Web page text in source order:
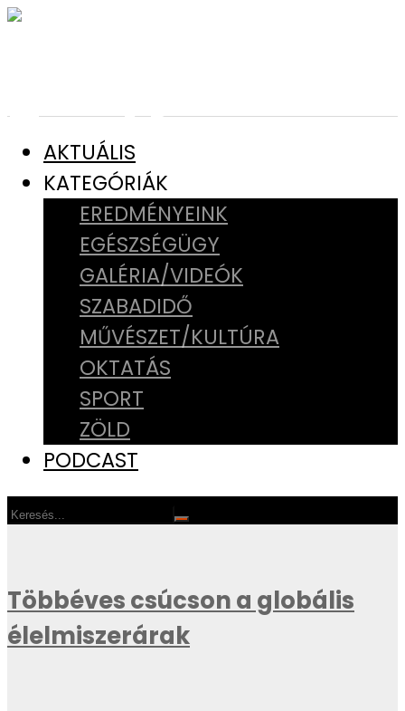
AKTUÁLIS
KATEGÓRIÁK
EREDMÉNYEINK
EGÉSZSÉGÜGY
GALÉRIA/VIDEÓK
SZABADIDŐ
MŰVÉSZET/KULTÚRA
OKTATÁS
SPORT
ZÖLD
PODCAST
Többéves csúcson a globális
élelmiszerárak